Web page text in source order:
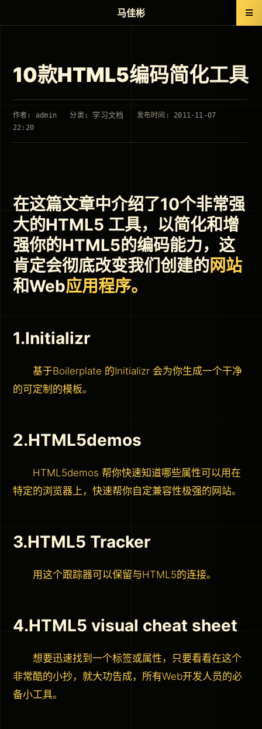
10款HTML5编码简化工具
作者: admin 分类:学习文档
发布时间: 2011-11-07
22:20
在这篇文章中介绍了10个非常强
大的HTML5 工具，以简化和增
强你的HTML5的编码能力，这
肯定会彻底改变我们创建的网站
和Web应用程序。
1.Initializr
基于Boilerplate 的Initializr 会为你生成一个干净
的可定制的模板。
2.HTML5demos
HTML5demos 帮你快速知道哪些属性可以用在
特定的浏览器上，快速帮你自定兼容性极强的网站。
3.HTML5 Tracker
用这个跟踪器可以保留与HTML5的连接。
4.HTML5 visual cheat sheet
想要迅速找到一个标签或属性，只要看看在这个
非常酷的小抄，就大功告成，所有Web开发人员的必
备小工具。
马佳彬